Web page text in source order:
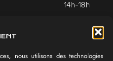
nous utilisons des technologies
14h-18h
vous